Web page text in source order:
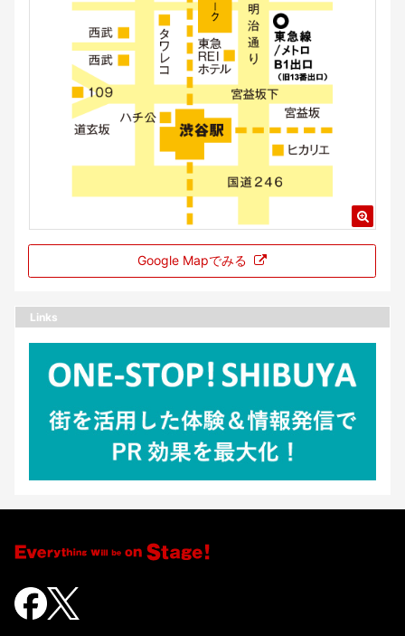
Google Mapでみる
Links